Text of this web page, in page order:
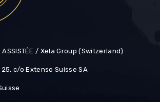
ASSISTÉE / Xela Group (Switzerland)
c/o Extenso Suisse SA